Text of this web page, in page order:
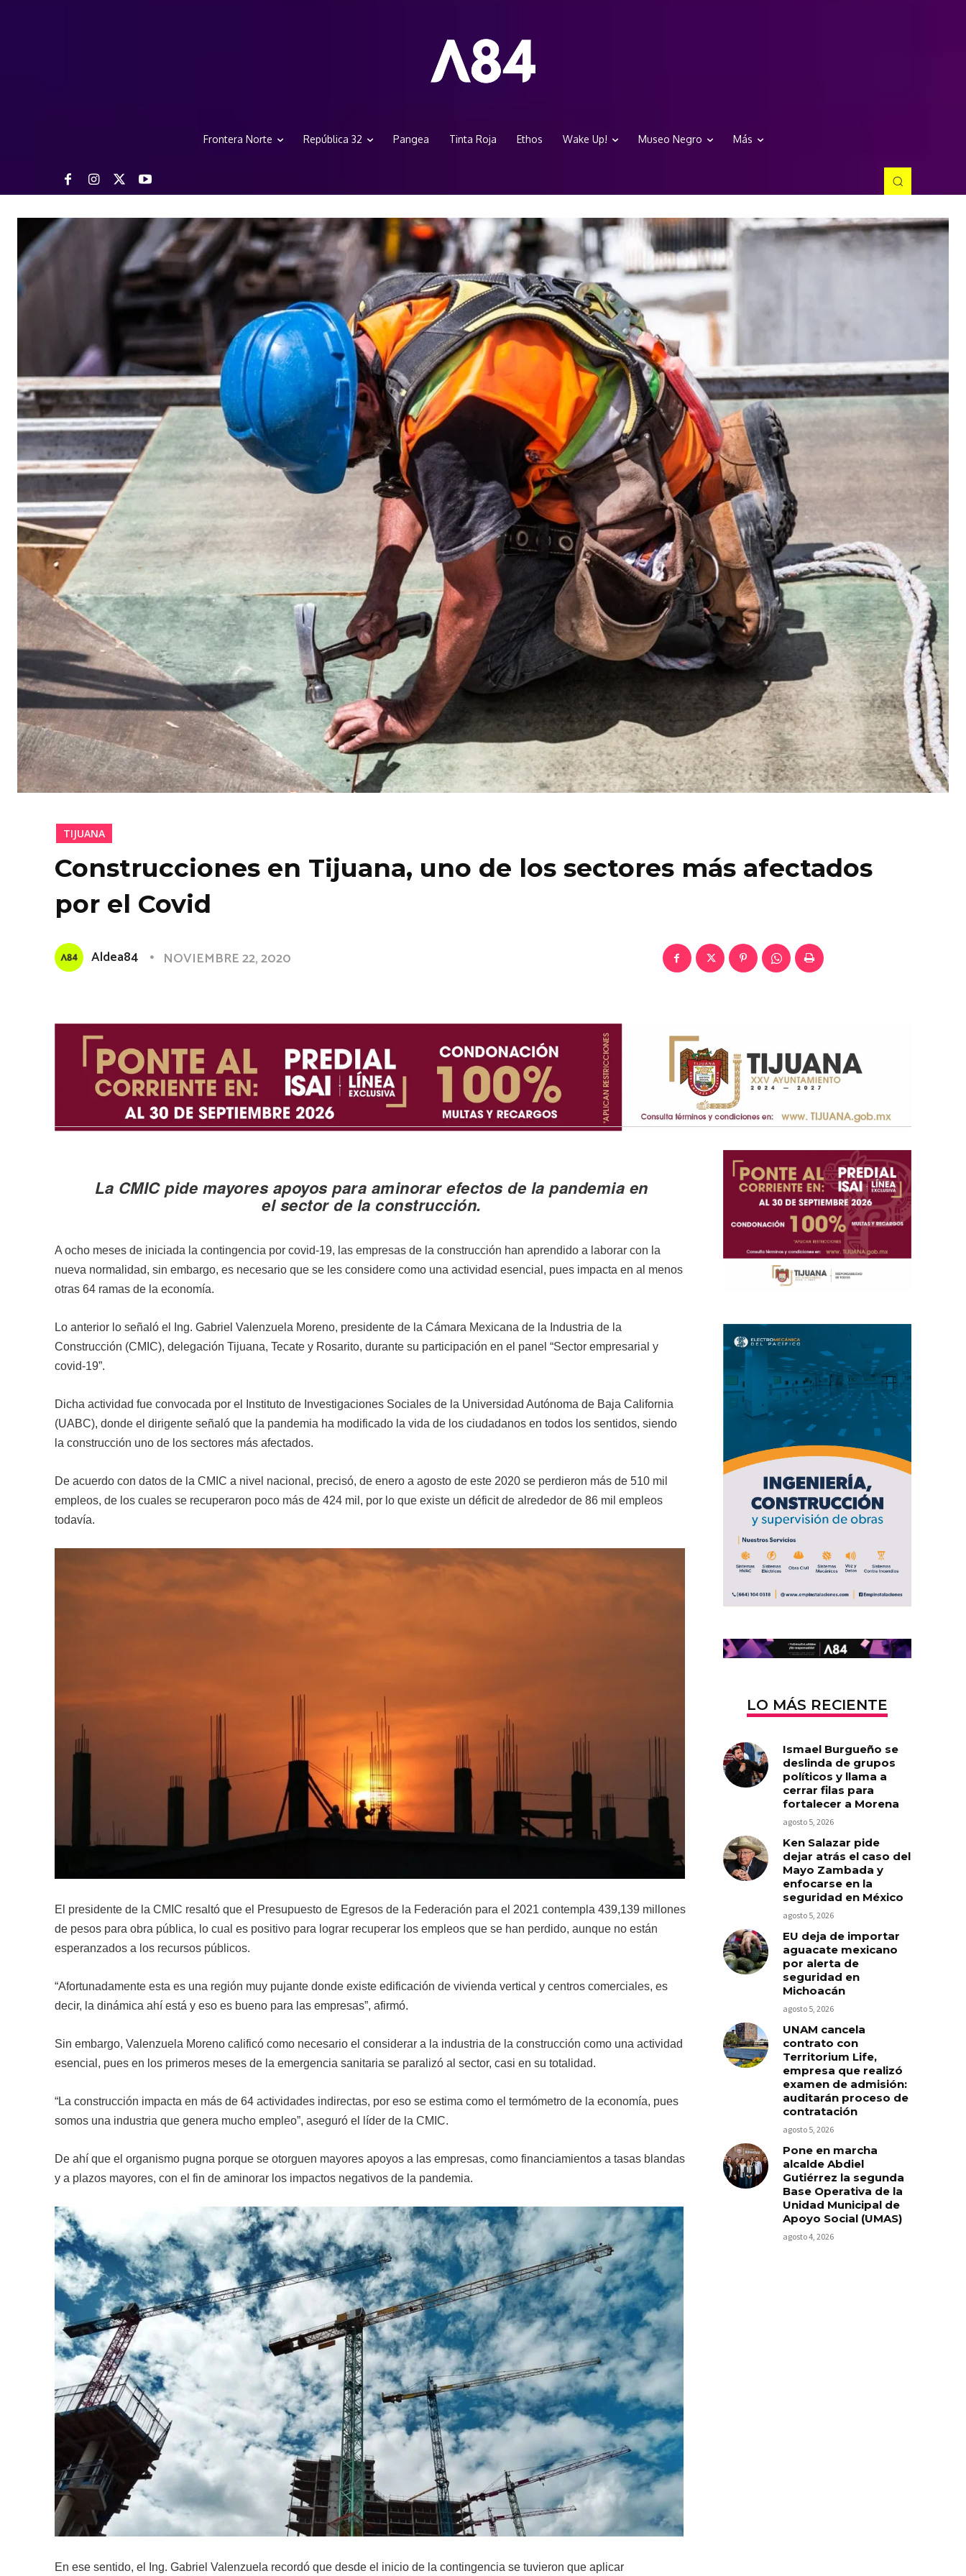
Frontera Norte República 32 Pangea Tinta Roja Ethos Wake Up! Museo Negro Más
TIJUANA
Construcciones en Tijuana, uno de los sectores más afectados
por el Covid
Aldea84 NOVIEMBRE 22, 2020
La CMIC pide mayores apoyos para aminorar efectos de la pandemia en
el sector de la construcción.
A ocho meses de iniciada la contingencia por covid-19, las empresas de la construcción han aprendido a laborar con la
nueva normalidad, sin embargo, es necesario que se les considere como una actividad esencial, pues impacta en al menos
otras 64 ramas de la economía.
Lo anterior lo señaló el Ing. Gabriel Valenzuela Moreno, presidente de la Cámara Mexicana de la Industria de la
Construcción (CMIC), delegación Tijuana, Tecate y Rosarito, durante su participación en el panel “Sector empresarial y
covid-19”.
Dicha actividad fue convocada por el Instituto de Investigaciones Sociales de la Universidad Autónoma de Baja California
(UABC), donde el dirigente señaló que la pandemia ha modificado la vida de los ciudadanos en todos los sentidos, siendo
la construcción uno de los sectores más afectados.
De acuerdo con datos de la CMIC a nivel nacional, precisó, de enero a agosto de este 2020 se perdieron más de 510 mil
empleos, de los cuales se recuperaron poco más de 424 mil, por lo que existe un déficit de alrededor de 86 mil empleos
todavía.
El presidente de la CMIC resaltó que el Presupuesto de Egresos de la Federación para el 2021 contempla 439,139 millones
de pesos para obra pública, lo cual es positivo para lograr recuperar los empleos que se han perdido, aunque no están
esperanzados a los recursos públicos.
“Afortunadamente esta es una región muy pujante donde existe edificación de vivienda vertical y centros comerciales, es
decir, la dinámica ahí está y eso es bueno para las empresas”, afirmó.
Sin embargo, Valenzuela Moreno calificó como necesario el considerar a la industria de la construcción como una actividad
esencial, pues en los primeros meses de la emergencia sanitaria se paralizó al sector, casi en su totalidad.
“La construcción impacta en más de 64 actividades indirectas, por eso se estima como el termómetro de la economía, pues
somos una industria que genera mucho empleo”, aseguró el líder de la CMIC.
De ahí que el organismo pugna porque se otorguen mayores apoyos a las empresas, como financiamientos a tasas blandas
y a plazos mayores, con el fin de aminorar los impactos negativos de la pandemia.
En ese sentido, el Ing. Gabriel Valenzuela recordó que desde el inicio de la contingencia se tuvieron que aplicar
LO MÁS RECIENTE
Ismael Burgueño se
deslinda de grupos
políticos y llama a
cerrar filas para
fortalecer a Morena
agosto 5, 2026
Ken Salazar pide
dejar atrás el caso del
Mayo Zambada y
enfocarse en la
seguridad en México
agosto 5, 2026
EU deja de importar
aguacate mexicano
por alerta de
seguridad en
Michoacán
agosto 5, 2026
UNAM cancela
contrato con
Territorium Life,
empresa que realizó
examen de admisión:
auditarán proceso de
contratación
agosto 5, 2026
Pone en marcha
alcalde Abdiel
Gutiérrez la segunda
Base Operativa de la
Unidad Municipal de
Apoyo Social (UMAS)
agosto 4, 2026